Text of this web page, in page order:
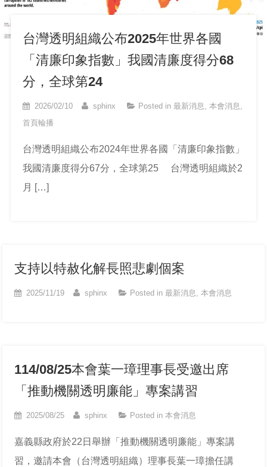
台灣透明組織公布2025年世界各國
「清廉印象指數」我國清廉度得分68
分，全球第24
2026/02/10 sphinx Posted in 最新消息 本會消息
首頁輪播
台灣透明組織公布2024年世界各國「清廉印象指數」
我國清廉度得分67分，全球第25 台灣透明組織於2
月 […]
支持以特赦化解長照悲劇個案
2025/11/19 sphinx Posted in最新消息 ,本會消息
114/08/25本會葉一璋理事長受邀出席
「推動機關透明廉能」專案講習
2025/08/25 sphinx Posted in本會消息
嘉義縣政府於22日舉辦「推動機關透明廉能」專案講
習，邀請本會（台灣透明組織）理事長葉一璋擔任講